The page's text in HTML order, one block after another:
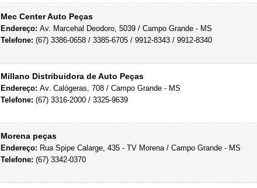
Mec Center Auto Peças
Endereço: Av. Marcehal Deodoro, 5039 / Campo Grande - MS
Telefone: (67) 3386-0658 / 3385-6705 / 9912-8343 / 9912-8340
Millano Distribuidora de Auto Peças
Endereço: Av. Calógeras, 708 / Campo Grande - MS
Telefone: (67) 3316-2000 / 3325-9639
Morena peças
Endereço: Rua Spipe Calarge, 435 - TV Morena / Campo Grande - MS
Telefone: (67) 3342-0370